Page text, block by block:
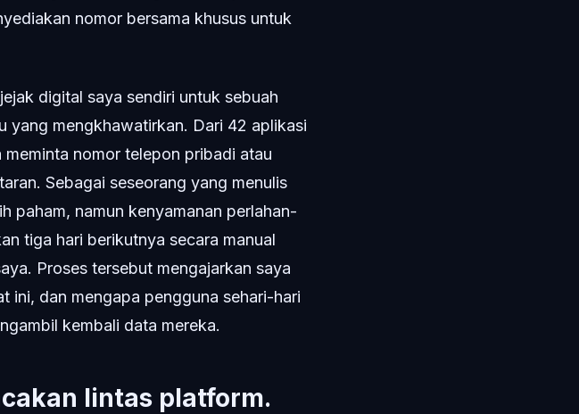
nomor bersama khusus untuk
digital saya sendiri untuk sebuah
yang mengkhawatirkan. Dari 42 aplikasi
nomor telepon pribadi atau
Sebagai seseorang yang menulis
paham, namun kenyamanan perlahan-
tiga hari berikutnya secara manual
Proses tersebut mengajarkan saya
ini, dan mengapa pengguna sehari-hari
kembali data mereka.
lintas platform.